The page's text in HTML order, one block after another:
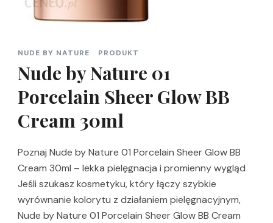
NUDE BY NATURE PRODUKT
Nude by Nature 01
Porcelain Sheer Glow BB
Cream 30ml
Poznaj Nude by Nature 01 Porcelain Sheer Glow BB
Cream 30ml – lekka pielęgnacja i promienny wygląd
Jeśli szukasz kosmetyku, który łączy szybkie
wyrównanie kolorytu z działaniem pielęgnacyjnym,
Nude by Nature 01 Porcelain Sheer Glow BB Cream